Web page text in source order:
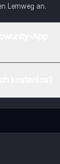
Lernweg an.